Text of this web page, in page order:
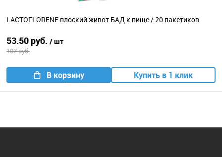
LACTOFLORENE плоский живот БАД к пище / 20 пакетиков
53.50 руб. / шт
107 руб.
В корзину Купить в 1 клик